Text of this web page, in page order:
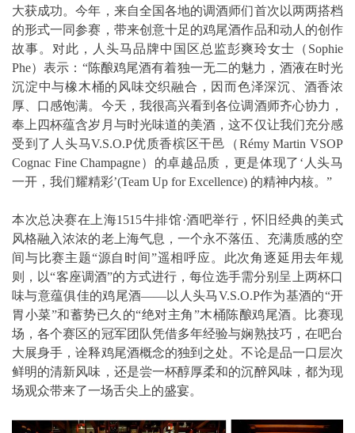
大获成功。今年，来自全国各地的调酒师们首次以两两搭档
的形式一同参赛，带来创意十足的鸡尾酒作品和动人的创作
故事。对此，人头马品牌中国区总监彭爽玲女士（Sophie
Phe）表示：“陈酿鸡尾酒有着独一无二的魅力，酒液在时光
沉淀中与橡木桶的风味交织融合，因而色泽深沉、酒香浓
厚、口感饱满。今天，我很高兴看到各位调酒师齐心协力，
奉上四杯蕴含岁月与时光味道的美酒，这不仅让我们充分感
受到了人头马V.S.O.P优质香槟区干邑（Rémy Martin VSOP
Cognac Fine Champagne）的卓越品质，更是体现了‘人头马
一开，我们耀精彩’(Team Up for Excellence) 的精神内核。”
本次总决赛在上海1515牛排馆·酒吧举行，怀旧经典的美式
风格融入浓浓的老上海气息，一个永不落伍、充满质感的空
间与比赛主题“源自时间”遥相呼应。此次角逐延用去年规
则，以“客座调酒”的方式进行，每位选手需分别呈上两杯口
味与意蕴俱佳的鸡尾酒——以人头马V.S.O.P作为基酒的“开
胃小菜”和蓄势已久的“绝对主角”木桶陈酿鸡尾酒。比赛现
场，各个赛区的冠军团队凭借多年经验与娴熟技巧，在吧台
大展身手，诠释鸡尾酒概念的独到之处。不论是品一口层次
鲜明的清新风味，还是尝一杯醇厚柔和的沉醉风味，都为现
场观众带来了一场舌尖上的盛宴。